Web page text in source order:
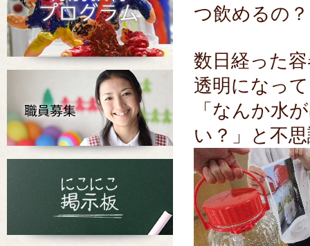
つ飲めるの
数日経った
透明になっ
「なんか水
い？」と不